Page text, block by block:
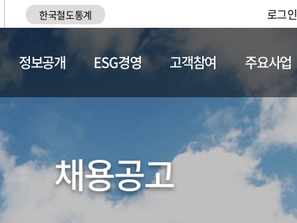
한국철도통계 로그인
채용정보
정보공개 ESG경영 고객참여 주요사업
채용공고